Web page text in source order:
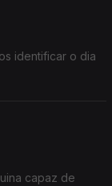
identificar o dia
capaz de